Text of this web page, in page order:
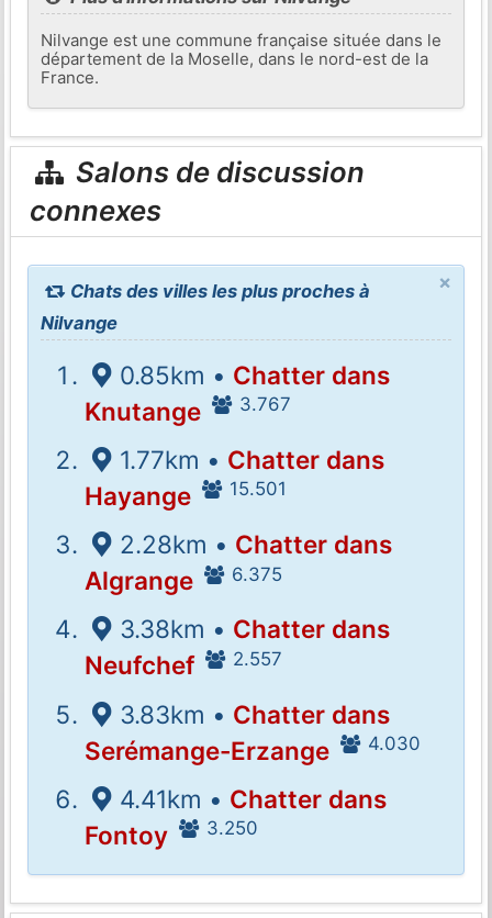
Nilvange est une commune française située dans le
département de la Moselle, dans le nord-est de la
France.
Salons de discussion
connexes
×
Chats des villes les plus proches à
Nilvange
0.85km • Chatter dans
Knutange
3.767
1.77km • Chatter dans
Hayange
15.501
2.28km • Chatter dans
Algrange
6.375
3.38km • Chatter dans
Neufchef
2.557
3.83km • Chatter dans
Serémange-Erzange
4.030
4.41km • Chatter dans
Fontoy
3.250